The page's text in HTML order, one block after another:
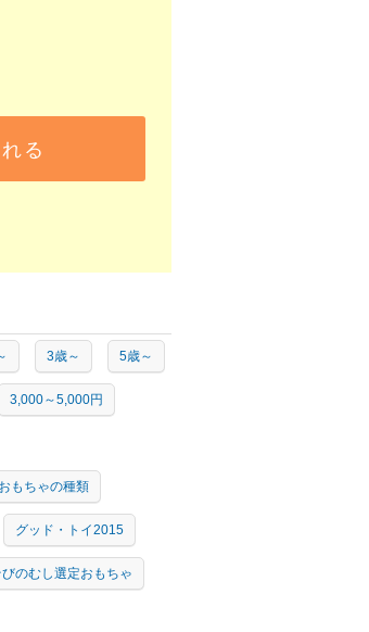
る
3歳～ 5歳～
3,000～5,000円
おもちゃの種類
グッド・トイ2015
のむし選定おもちゃ